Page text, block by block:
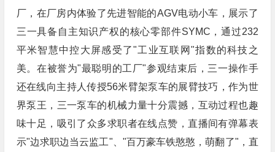
厂，在厂房内体验了先进智能的AGV电动小车，展示了
三一具备自主知识产权的核心零部件SYMC，通过232
平米智慧中控大屏感受了"工业互联网"指数的科技之
美。在被誉为"最聪明的工厂"参观结束后，三一操作手
还在线向主持人传授56米臂架泵车的展臂技巧，作为世
界泵王，三一泵车的机械力量十分震撼，互动过程也趣
味十足，吸引了众多求职者在线点赞，直播间有弹幕表
示"边求职边当云监工"、"百万豪车铁憨憨，萌翻了"，直